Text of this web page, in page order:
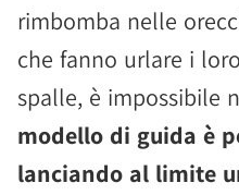
rimbomba nelle
che fanno urlare i
spalle, è impossibile
modello di guida è
lanciando al limite